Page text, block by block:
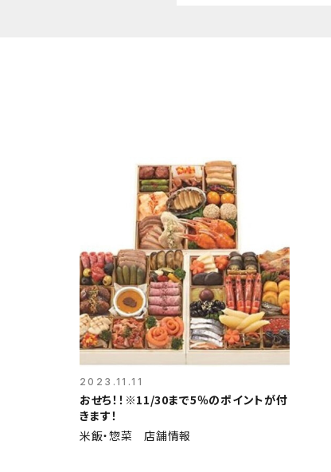
2023.11.11
おせち！！※11/30まで5％のポイントが付
きます！
米飯・惣菜 店舗情報